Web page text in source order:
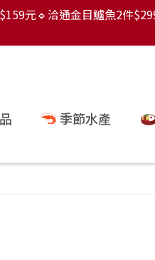
元🔹洽通金目鱸魚2件
季節水產